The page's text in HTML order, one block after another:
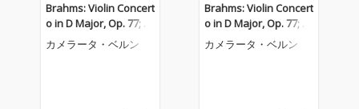
Brahms: Violin Concert
o in D Major, Op. 77; St
ring Quintet No. 2 in G
Major, Op. 111
カメラータ・ベルン
Brahms: Violin Concert
o in D Major, Op. 77; St
ring Quintet No. 2 in G
Major, Op. 111
カメラータ・ベルン